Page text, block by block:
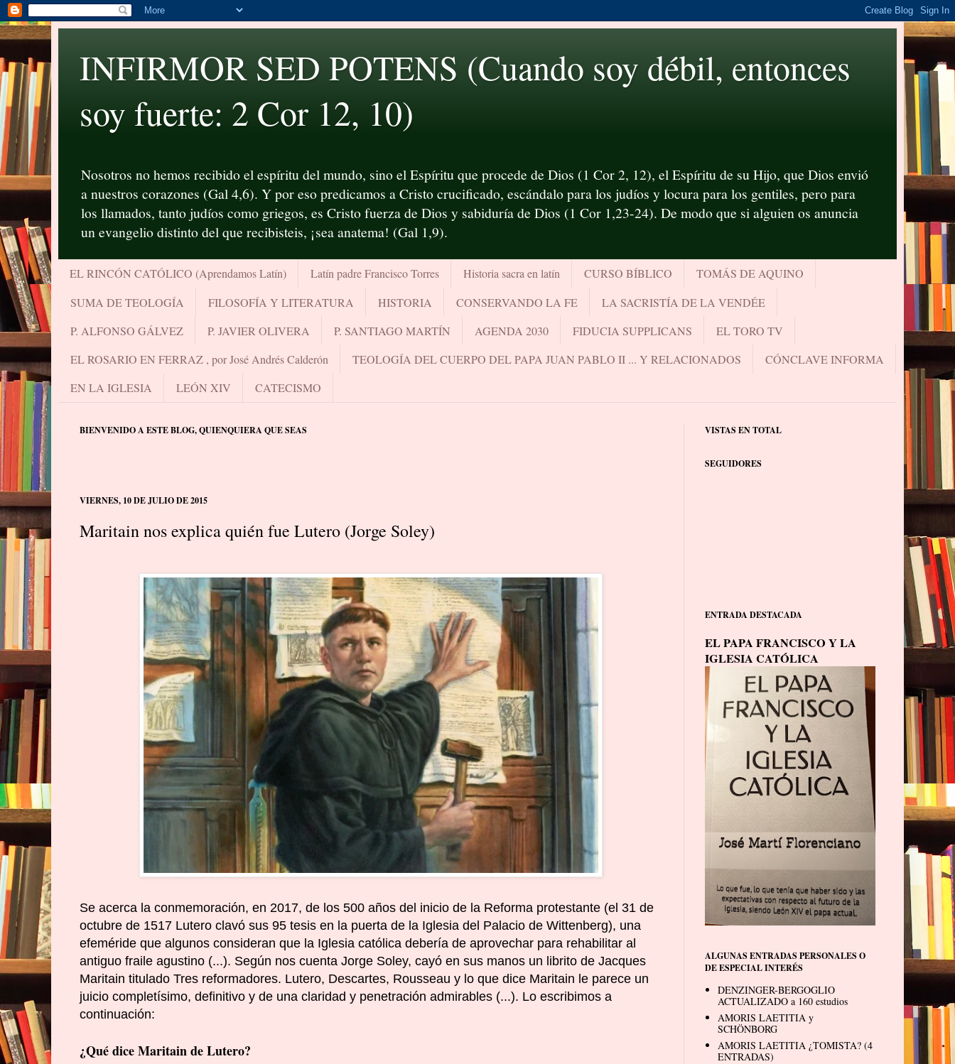
INFIRMOR SED POTENS (Cuando soy débil, entonces
soy fuerte: 2 Cor 12, 10)
Nosotros no hemos recibido el espíritu del mundo, sino el Espíritu que procede de Dios (1 Cor 2, 12), el Espíritu de su Hijo, que Dios envió
a nuestros corazones (Gal 4,6). Y por eso predicamos a Cristo crucificado, escándalo para los judíos y locura para los gentiles, pero para
los llamados, tanto judíos como griegos, es Cristo fuerza de Dios y sabiduría de Dios (1 Cor 1,23-24). De modo que si alguien os anuncia
un evangelio distinto del que recibisteis, ¡sea anatema! (Gal 1,9).
EL RINCÓN CATÓLICO (Aprendamos Latín) Latín padre Francisco Torres Historia sacra en latín CURSO BÍBLICO
TOMÁS DE AQUINO
SUMA DE TEOLOGÍA
FILOSOFÍA Y LITERATURA HISTORIA CONSERVANDO LA FE
LA SACRISTÍA DE LA VENDÉE
P. ALFONSO GÁLVEZ
P. JAVIER OLIVERA P. SANTIAGO MARTÍN AGENDA 2030 FIDUCIA SUPPLICANS
EL TORO TV
EL ROSARIO EN FERRAZ , por José Andrés Calderón
TEOLOGÍA DEL CUERPO DEL PAPA JUAN PABLO II ... Y RELACIONADOS
CÓNCLAVE INFORMA
EN LA IGLESIA
LEÓN XIV CATECISMO
BIENVENIDO A ESTE BLOG, QUIENQUIERA QUE SEAS
VIERNES, 10 DE JULIO DE 2015
Maritain nos explica quién fue Lutero (Jorge Soley)
Se acerca la conmemoración, en 2017, de los 500 años del inicio de la Reforma protestante (el 31 de
octubre de 1517 Lutero clavó sus 95 tesis en la puerta de la Iglesia del Palacio de Wittenberg), una
efeméride que algunos consideran que la Iglesia católica debería de aprovechar para rehabilitar al
antiguo fraile agustino (...). Según nos cuenta Jorge Soley, cayó en sus manos un librito de Jacques
Maritain titulado Tres reformadores. Lutero, Descartes, Rousseau y lo que dice Maritain le parece un
juicio completísimo, definitivo y de una claridad y penetración admirables (...). Lo escribimos a
continuación:
¿Qué dice Maritain de Lutero?
VISTAS EN TOTAL
SEGUIDORES
ENTRADA DESTACADA
EL PAPA FRANCISCO Y LA
IGLESIA CATÓLICA
ALGUNAS ENTRADAS PERSONALES O
DE ESPECIAL INTERÉS
DENZINGER-BERGOGLIO
ACTUALIZADO a 160 estudios
AMORIS LAETITIA y
SCHÖNBORG
AMORIS LAETITIA ¿TOMISTA? (4
ENTRADAS)